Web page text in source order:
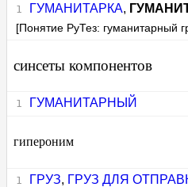
ГУМАНИТАРКА,
[Понятие РуТез: гуманитарный
синсеты компонентов
ГУМАНИТАРНЫЙ
гипероним
ГРУЗ, ГРУЗ ДЛЯ